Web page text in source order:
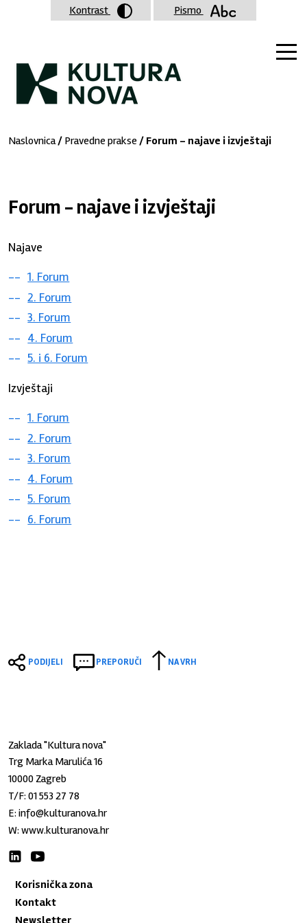
Naslovnica/ Pravedne prakse / Forum - najave i izvještaji
Forum - najave i izvještaji
Najave
1. Forum
2. Forum
3. Forum
4. Forum
5. i 6. Forum
Izvještaji
1. Forum
2. Forum
3. Forum
4. Forum
5. Forum
6. Forum
PODIJELI PREPORUČI NA VRH
Zaklada "Kultura nova"
Trg Marka Marulića 16
10000 Zagreb
T/F:01 553 27 78
E:info@kulturanova.hr
W:www.kulturanova.hr
Korisnička zona
Kontakt
Newsletter
Kontrast Pismo